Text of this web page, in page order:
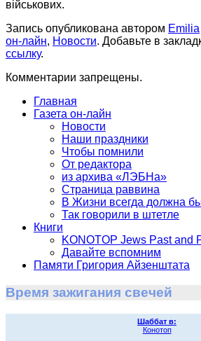
військових.
Запись опубликована автором Emilia
он-лайн, Новости. Добавьте в
ссылку.
Комментарии запрещены.
Главная
Газета он-лайн
Новости
Наши праздники
Чтобы помнили
От редактора
из архива «ЛЭБНа»
Страница раввина
В Жизни всегда должна
Так говорили в штетле
Книги
KONOTOP Jews Past and
Давайте вспомним
Памяти Григория Айзенштата
Время зажигания свечей
Шаббат в:
Конотоп